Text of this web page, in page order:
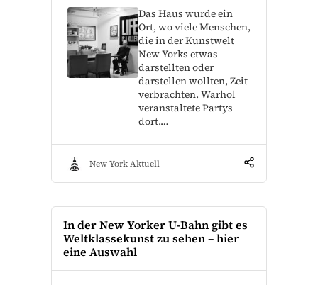
Das Haus wurde ein
Ort, wo viele Menschen,
die in der Kunstwelt
New Yorks etwas
darstellten oder
darstellen wollten, Zeit
verbrachten. Warhol
veranstaltete Partys
dort.…
New York Aktuell
In der New Yorker U-Bahn gibt es
Weltklassekunst zu sehen – hier
eine Auswahl